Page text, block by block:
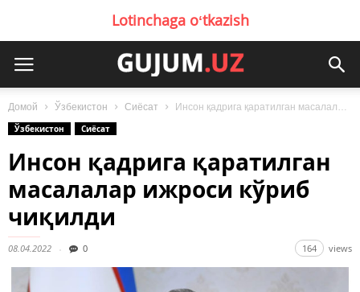
Lotinchaga oʻtkazish
Домой Ўзбекистон Сиёсат
Инсон қадрига қаратилган масалалар ижроси кўриб чиқилди
Ўзбекистон
Сиёсат
Инсон қадрига қаратилган
масалалар ижроси кўриб
чиқилди
08.04.2022 0 164 views